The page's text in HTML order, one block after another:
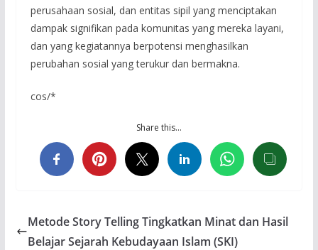
perusahaan sosial, dan entitas sipil yang menciptakan
dampak signifikan pada komunitas yang mereka layani,
dan yang kegiatannya berpotensi menghasilkan
perubahan sosial yang terukur dan bermakna.
cos/*
Share this…
Metode Story Telling Tingkatkan Minat dan Hasil
Belajar Sejarah Kebudayaan Islam (SKI)